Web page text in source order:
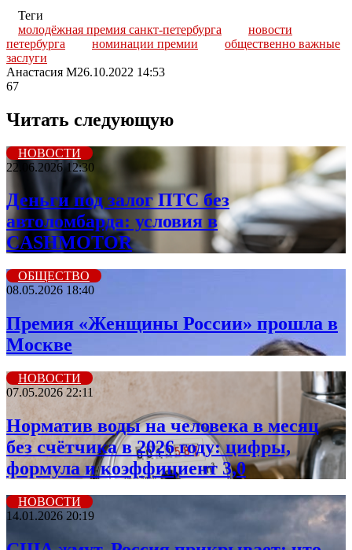
Теги
молодёжная премия санкт-петербурга
новости
петербурга
номинации премии
общественно важные
заслуги
Анастасия М26.10.2022 14:53
67
Читать следующую
НОВОСТИ
22.06.2026 12:30
Деньги под залог ПТС без
автоломбарда: условия в
CASHMOTOR
ОБЩЕСТВО
08.05.2026 18:40
Премия «Женщины России» прошла в
Москве
НОВОСТИ
07.05.2026 22:11
Норматив воды на человека в месяц
без счётчика в 2026 году: цифры,
формула и коэффициент 3,0
НОВОСТИ
14.01.2026 20:19